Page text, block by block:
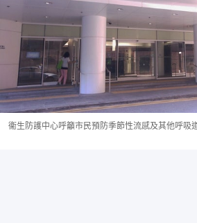
衞生防護中心呼籲市民預防季節性流感及其他呼吸